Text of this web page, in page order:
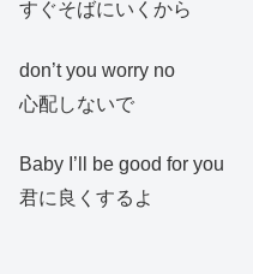
すぐそばにいくから
don’t you worry no
心配しないで
Baby I’ll be good for you
君に良くするよ